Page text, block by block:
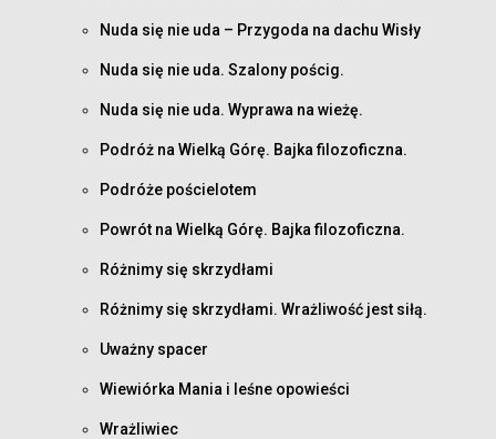
Nuda się nie uda – Przygoda na dachu Wisły
Nuda się nie uda. Szalony pościg.
Nuda się nie uda. Wyprawa na wieżę.
Podróż na Wielką Górę. Bajka filozoficzna.
Podróże pościelotem
Powrót na Wielką Górę. Bajka filozoficzna.
Różnimy się skrzydłami
Różnimy się skrzydłami. Wrażliwość jest siłą.
Uważny spacer
Wiewiórka Mania i leśne opowieści
Wrażliwiec